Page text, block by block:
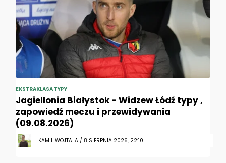
EKSTRAKLASA TYPY
Jagiellonia Białystok - Widzew Łódź typy ,
zapowiedź meczu i przewidywania
(09.08.2026)
KAMIL WOJTALA / 8 SIERPNIA 2026, 22:10